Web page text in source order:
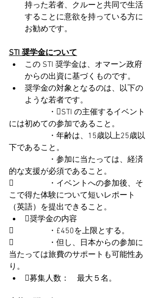
持った若者、クルーと共同で生活
することに意欲を持っている方に
お勧めです。
STI 奨学金について
この STI 奨学金は、オマーン政府
からの出資に基づくものです。
奨学金の対象となるのは、以下の
ような若者です。
には初めての参加であること。
下であること。
的な支援が必須であること。
		・イベントへの参加後、そ
こで得た体験について短いレポート
（英語）を提出できること。
奨学金の内容
		・£450を上限とする。
		・但し、日本からの参加に
当たっては旅費のサポートも可能性あ
り。
募集人数：　最大５名。